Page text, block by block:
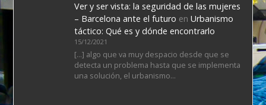
Ver y ser vista: la seguridad de las mujeres
– Barcelona ante el futuro enUrbanismo
táctico: Qué es y dónde encontrarlo
15/12/2021
[…] algo que va muy despacio desde que se
detecta un problema hasta que se implementa
una solución, el urbanismo…